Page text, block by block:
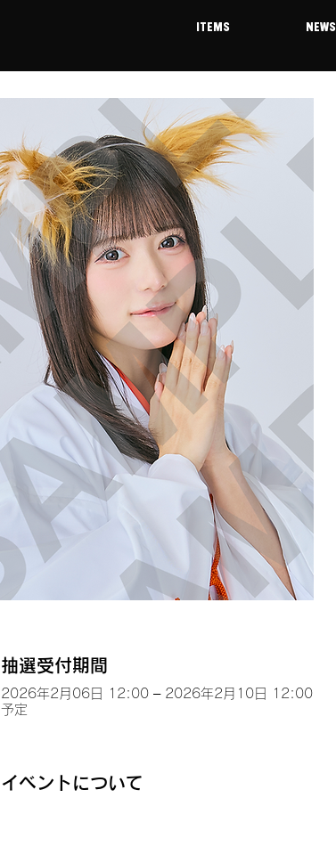
ITEMS NEWS
抽選受付期間
2026年2月06日 12:00 – 2026年2月10日 12:00
予定
イベントについて